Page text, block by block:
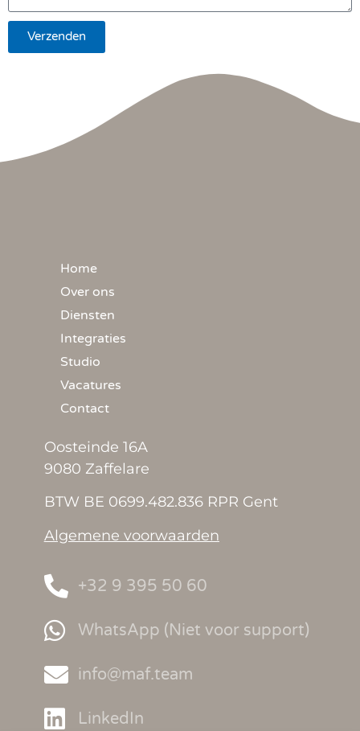
Verzenden
Home
Over ons
Diensten
Integraties
Studio
Vacatures
Contact
Oosteinde 16A
9080 Zaffelare
BTW BE 0699.482.836 RPR Gent
Algemene voorwaarden
+32 9 395 50 60
WhatsApp (Niet voor support)
info@maf.team
LinkedIn